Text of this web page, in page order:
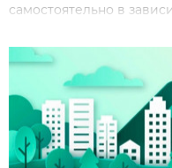
самостоятельно в